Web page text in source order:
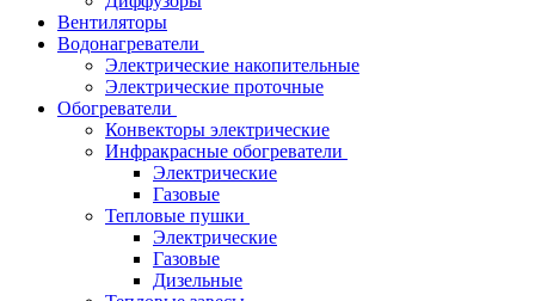
Вентиляторы
Водонагреватели
Электрические накопительные
Электрические проточные
Обогреватели
Конвекторы электрические
Инфракрасные обогреватели
Электрические
Газовые
Тепловые пушки
Электрические
Газовые
Дизельные